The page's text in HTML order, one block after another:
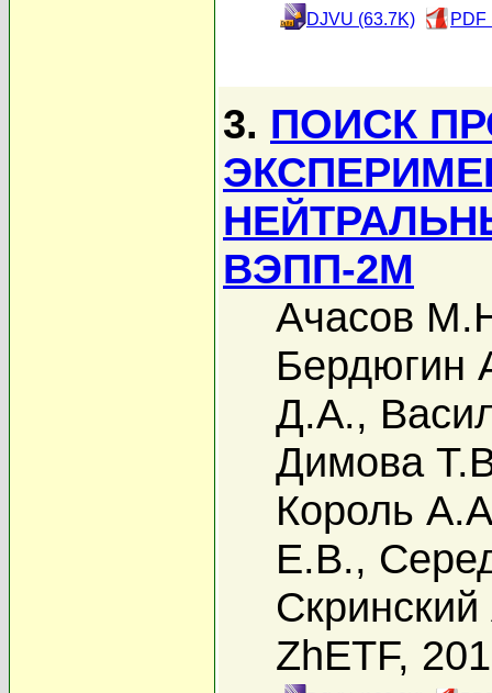
DJVU (63.7K) PDF
3. ПОИСК
ВЭПП-2М
Ачасов
Бердюгин
Д.А.,
Димова
Король
Е.В.,
ZhETF,